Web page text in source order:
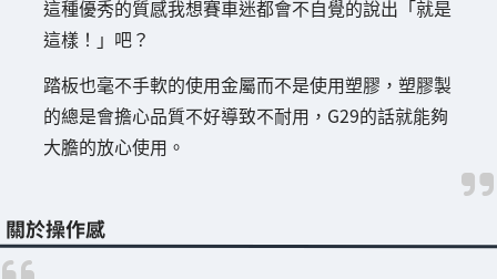
這種優秀的質感我想賽車迷都會不自覺的說出「就是
這樣！」吧？
踏板也毫不手軟的使用金屬而不是使用塑膠，塑膠製
的總是會擔心品質不好導致不耐用，G29的話就能夠
大膽的放心使用。
關於操作感